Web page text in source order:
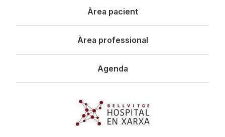
Àrea pacient
Àrea professional
Agenda